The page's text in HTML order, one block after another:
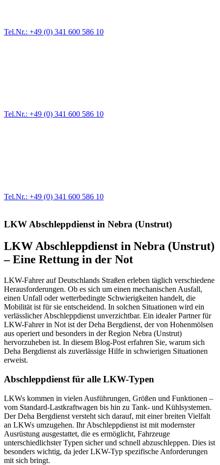
Tel.Nr.: +49 (0) 341 600 586 10
Tel.Nr.: +49 (0) 341 600 586 10
Tel.Nr.: +49 (0) 341 600 586 10
LKW Abschleppdienst in Nebra (Unstrut)
LKW Abschleppdienst in Nebra (Unstrut)
– Eine Rettung in der Not
LKW-Fahrer auf Deutschlands Straßen erleben täglich verschiedene
Herausforderungen. Ob es sich um einen mechanischen Ausfall,
einen Unfall oder wetterbedingte Schwierigkeiten handelt, die
Mobilität ist für sie entscheidend. In solchen Situationen wird ein
verlässlicher Abschleppdienst unverzichtbar. Ein idealer Partner für
LKW-Fahrer in Not ist der Deha Bergdienst, der von Hohenmölsen
aus operiert und besonders in der Region Nebra (Unstrut)
hervorzuheben ist. In diesem Blog-Post erfahren Sie, warum sich
Deha Bergdienst als zuverlässige Hilfe in schwierigen Situationen
erweist.
Abschleppdienst für alle LKW-Typen
LKWs kommen in vielen Ausführungen, Größen und Funktionen –
vom Standard-Lastkraftwagen bis hin zu Tank- und Kühlsystemen.
Der Deha Bergdienst versteht sich darauf, mit einer breiten Vielfalt
an LKWs umzugehen. Ihr Abschleppdienst ist mit modernster
Ausrüstung ausgestattet, die es ermöglicht, Fahrzeuge
unterschiedlichster Typen sicher und schnell abzuschleppen. Dies ist
besonders wichtig, da jeder LKW-Typ spezifische Anforderungen
mit sich bringt.